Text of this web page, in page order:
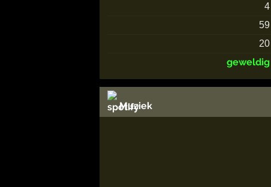
4
59
20
geweldig
Muziek